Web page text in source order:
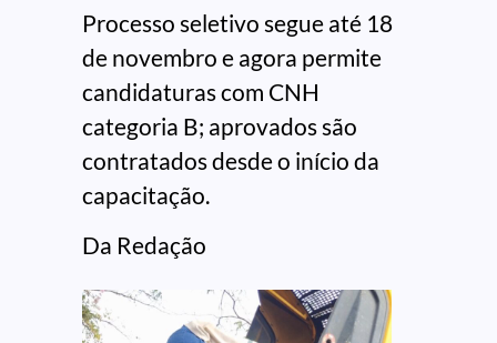
Processo seletivo segue até 18
de novembro e agora permite
candidaturas com CNH
categoria B; aprovados são
contratados desde o início da
capacitação.
Da Redação